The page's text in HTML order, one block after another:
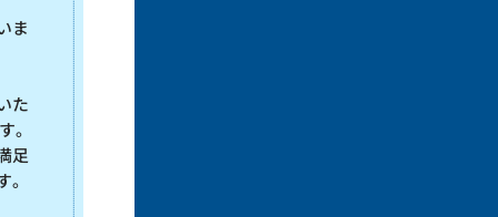
ま
た
。
足